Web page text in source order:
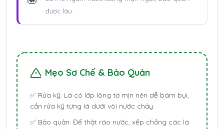
được lâu.
Mẹo Sơ Chế & Bảo Quản
✅ Rửa kỹ: Lá có lớp lông tơ mịn nên dễ bám bụi,
cần rửa kỹ từng lá dưới vòi nước chảy.
✅ Bảo quản: Để thật ráo nước, xếp chồng các lá